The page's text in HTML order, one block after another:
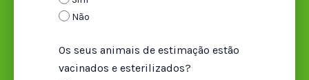
Não
Os seus animais de estimação estão
vacinados e esterilizados?